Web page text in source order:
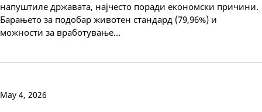
напуштиле државата, најчесто поради економски причини.
Барањето за подобар животен стандард (79,96%) и
можности за вработување…
May 4, 2026